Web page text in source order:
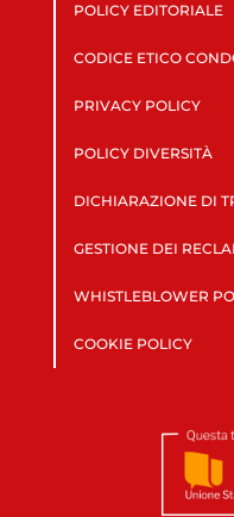
POLICY EDITORIALE
CODICE ETICO
PRIVACY POLICY
POLICY DIVERSITÀ
DICHIARAZIONE DI
GESTIONE DEI
WHISTLEBLOWER
COOKIE POLICY